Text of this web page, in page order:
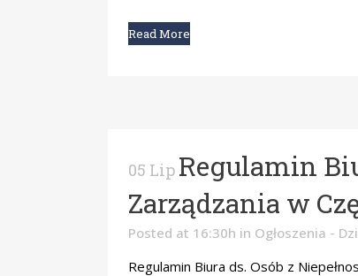
Read More
05 Lip Regulamin
Zarządzania w
Posted at 16:30h in Ogłoszenia -
Regulamin Biura ds. Osób z